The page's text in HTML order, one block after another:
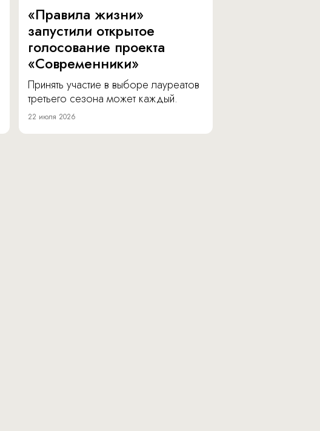
«Правила жизни»
запустили открытое
голосование проекта
«Современники»
Принять участие в выборе лауреатов
третьего сезона может каждый.
22 июля 2026